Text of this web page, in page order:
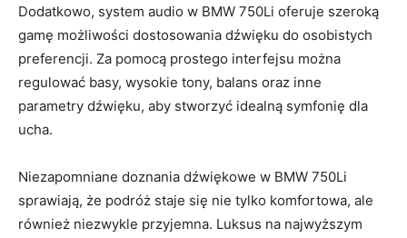
Dodatkowo, ​system audio w BMW 750Li oferuje szeroką
gamę możliwości dostosowania dźwięku do​ osobistych ​
preferencji. Za‍ pomocą prostego interfejsu⁢ można
regulować ⁣basy, wysokie tony, balans oraz ‌inne
parametry⁣ dźwięku, aby stworzyć​ idealną symfonię dla⁢
ucha.
Niezapomniane‌ doznania‌ dźwiękowe w BMW 750Li
sprawiają,‍ że podróż staje się nie tylko komfortowa, ale⁢
również⁣ niezwykle⁣ przyjemna. Luksus na najwyższym